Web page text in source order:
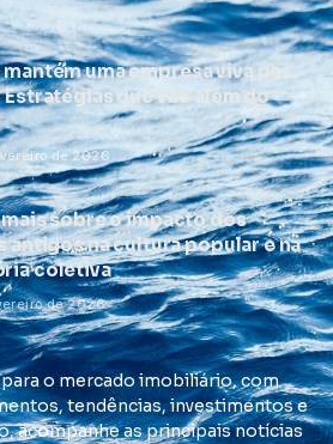
mantém uma empresa viva por
Estratégias que vão além do
de 2026
mais sobre o impacto dos
antigos na cultura popular e na
coletiva
de 2026
o mercado imobiliário, com
tendências, investimentos e
acompanhe as principais notícias